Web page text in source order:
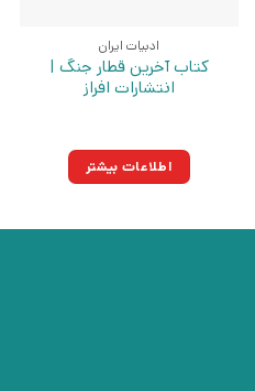
ادبیات ایران
کتاب آخرین قطار جنگ |
انتشارات افراز
اطلاعات بیشتر